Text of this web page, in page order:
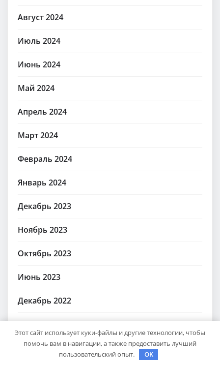
Август 2024
Июль 2024
Июнь 2024
Май 2024
Апрель 2024
Март 2024
Февраль 2024
Январь 2024
Декабрь 2023
Ноябрь 2023
Октябрь 2023
Июнь 2023
Декабрь 2022
Июль 2021
Июнь 2020
Этот сайт использует куки-файлы и другие технологии, чтобы
помочь вам в навигации, а также предоставить лучший
пользовательский опыт.
OK